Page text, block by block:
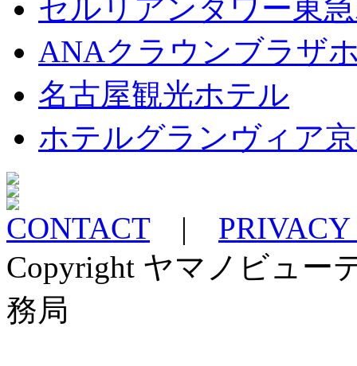
セルリアンタワー東
ANAクラウンブラザ
名古屋観光ホテル
ホテルグランヴィア
CONTACT|
Copyright ヤマノビュー
務局